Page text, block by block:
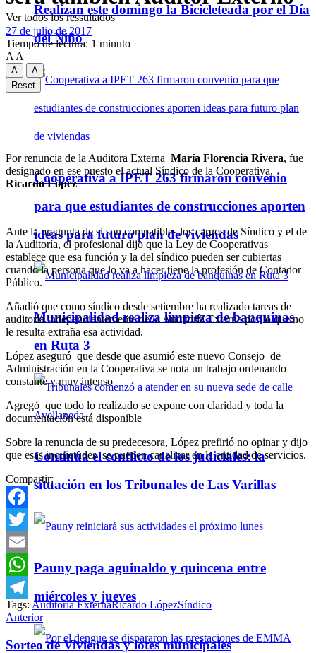
Realizan este domingo la Bicicleteada por el Día
del Niño
Cooperativa a IPET 263 firmaron convenio
para que estudiantes de construcciones aporten
ideas para futuro plan de viviendas
Municipalidad realiza limpieza de banquinas
en Ruta 3
Continúa el conflicto de los judiciales: la
situación en los Tribunales de Las Varillas
Pauny paga aguinaldo y quincena entre
miércoles y jueves
Ver todos los ressultados
27 de julio de 2017
Tiempo de lectura: 1 minuto
A A
A
A
Reset
Por renuncia de la Auditora Externa María Florencia Rivera, fue
designado en ese puesto el actual Síndico de la Cooperativa,
Ricardo López
Ante la pregunta de si son compatibles los cargos de Síndico y el de
la Auditoría, el profesional dijo que la Ley de Cooperativas
establece que esa función y la del síndico pueden ser cubiertas
cuando la persona que lo va a hacer tiene la profesión de Contador
Público.
Añadió que como síndico desde setiembre ha realizado tareas de
auditoría independientemente de la Auditoría Externa por lo que no
le resulta extraña esa actividad.
López aseguró que desde que asumió este nuevo Consejo de
Administración en la Cooperativa se nota un trabajo ordenando
constante y muy intenso
Agregó que todo lo realizado se expone con claridad y toda la
documentación está disponible
Sobre la renuncia de su predecesora, López prefirió no opinar y dijo
que esas inquietudes se pueden canalizar en la entidad de servicios.
Compartir:
Facebook
Twitter
Email
WhatsApp
Telegram
Tags: Auditoría ExternaRicardo LópezSíndico
Anterior
Sorteo de Viviendas y lotes municipales